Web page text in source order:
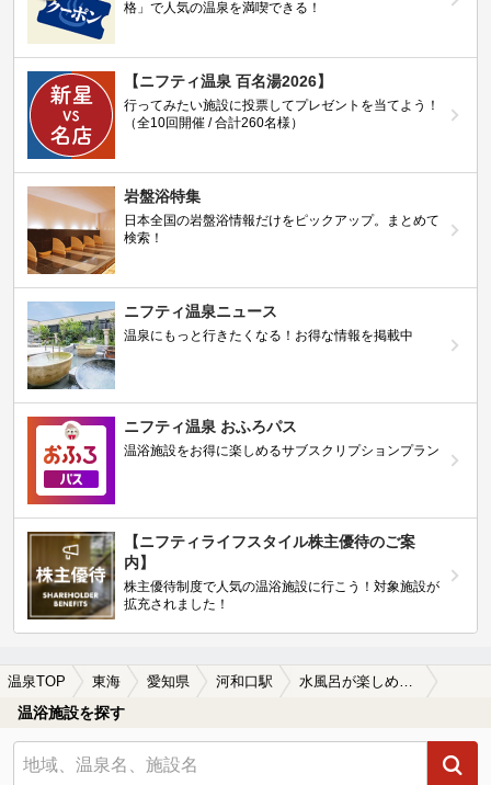
格」で人気の温泉を満喫できる！
【ニフティ温泉 百名湯2026】
行ってみたい施設に投票してプレゼントを当てよう！
（全10回開催 / 合計260名様）
岩盤浴特集
日本全国の岩盤浴情報だけをピックアップ。まとめて
検索！
ニフティ温泉ニュース
温泉にもっと行きたくなる！お得な情報を掲載中
ニフティ温泉 おふろパス
温浴施設をお得に楽しめるサブスクリプションプラン
【ニフティライフスタイル株主優待のご案
内】
株主優待制度で人気の温浴施設に行こう！対象施設が
拡充されました！
温泉TOP 東海 愛知県 河和口駅 水風呂が楽しめる河和口駅近くの温泉、日帰り温泉、スーパー銭湯おすすめ
温浴施設を探す